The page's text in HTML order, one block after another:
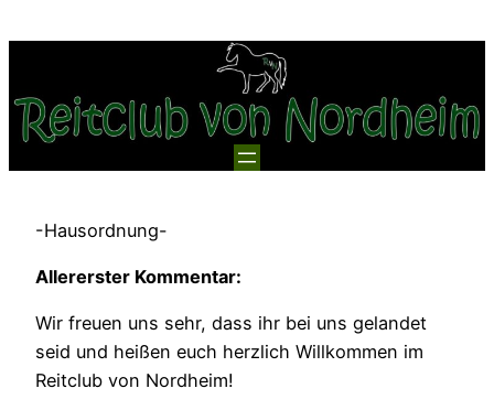
-Hausordnung-
Allererster Kommentar:
Wir freuen uns sehr, dass ihr bei uns gelandet
seid und heißen euch herzlich Willkommen im
Reitclub von Nordheim!